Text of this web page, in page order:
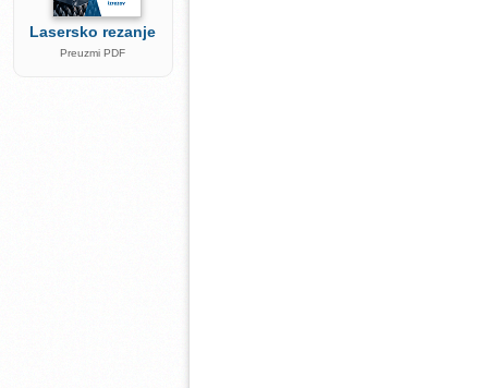
Lasersko rezanje
Preuzmi PDF